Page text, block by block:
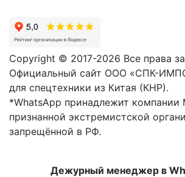
Copyright © 2017-2026 Все права
Официальный сайт ООО «СПК-
для спецтехники из Китая (КНР).
*WhatsApp принадлежит компании
признанной экстремистской
запрещённой в РФ.
Дежурный менеджер в